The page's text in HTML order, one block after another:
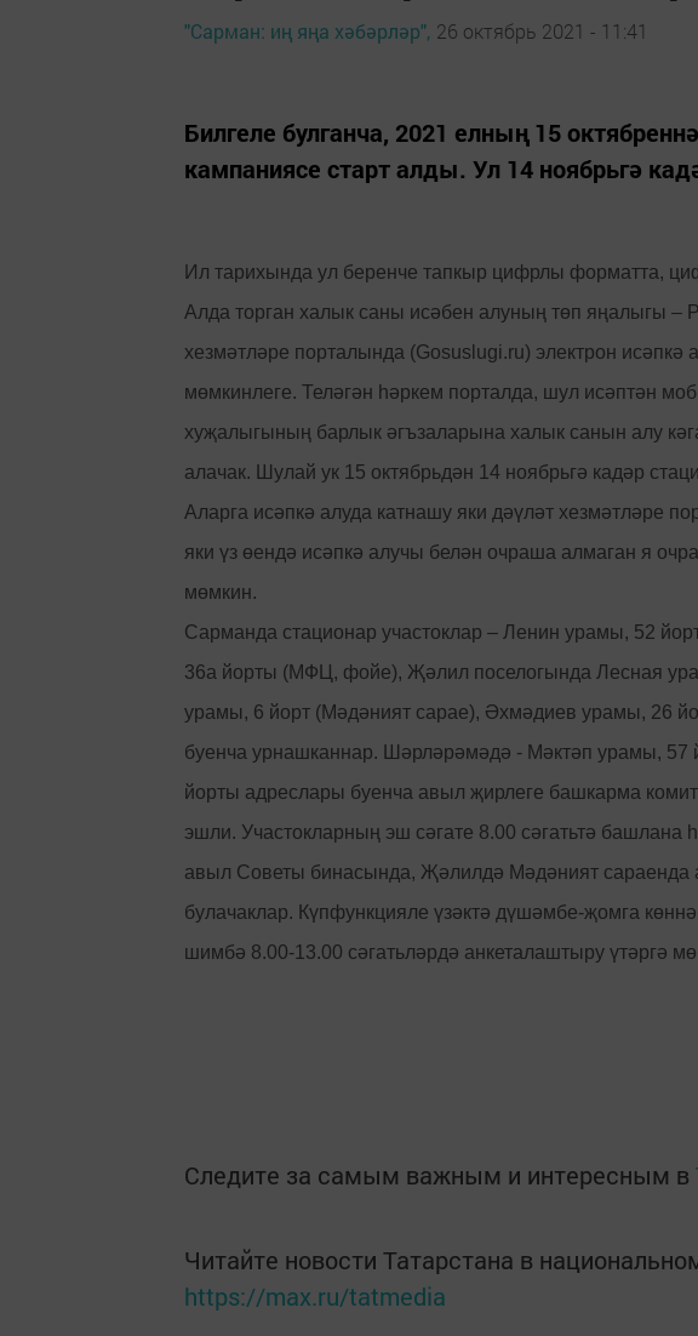
"Сарман: иң яңа хәбәрләр", 26 октябрь 2021 - 11:41
Билгеле булганча, 2021 елның 15
кампаниясе старт алды. Ул 14 ноябрьгә
Ил тарихында ул беренче тапкыр цифрлы форматта,
Алда торган халык саны исәбен алуның төп яңалыгы –
хезмәтләре порталында (Gosuslugi.ru) электрон исәпкә
мөмкинлеге. Теләгән һәркем порталда, шул исәптән
хуҗалыгының барлык әгъзаларына халык санын алу
алачак. Шулай ук 15 октябрьдән 14 ноябрьгә кадәр
Аларга исәпкә алуда катнашу яки дәүләт хезмәтләре
яки үз өендә исәпкә алучы белән очраша алмаган я
мөмкин.
Сарманда стационар участоклар – Ленин урамы, 52
36а йорты (МФЦ, фойе), Җәлил поселогында Лесная
урамы, 6 йорт (Мәдәният сарае), Әхмәдиев урамы, 26
буенча урнашканнар. Шәрләрәмәдә - Мәктәп урамы,
йорты адреслары буенча авыл җирлеге башкарма
эшли. Участокларның эш сәгате 8.00 сәгатьтә башлана
авыл Советы бинасында, Җәлилдә Мәдәният сараенда
булачаклар. Күпфункцияле үзәктә дүшәмбе-җомга
шимбә 8.00-13.00 сәгатьләрдә анкеталаштыру үтәргә
Следите за самым важным и интересным в
Читайте новости Татарстана в
https://max.ru/tatmedia